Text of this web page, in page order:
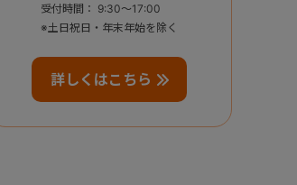
受付時間： 9:30～17:00
※土日祝日・年末年始を除く
詳しくはこちら